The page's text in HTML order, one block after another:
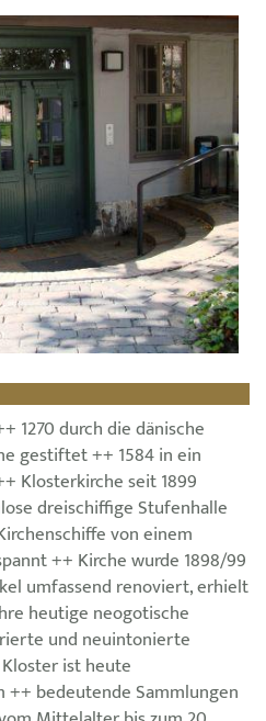
1270 durch die dänische
gestiftet ++ 1584 in ein
Klosterkirche seit 1899
dreischiffige Stufenhalle
von einem
++ Kirche wurde 1898/99
umfassend renoviert, erhielt
heutige neogotische
und neuintonierte
ist heute
bedeutende Sammlungen